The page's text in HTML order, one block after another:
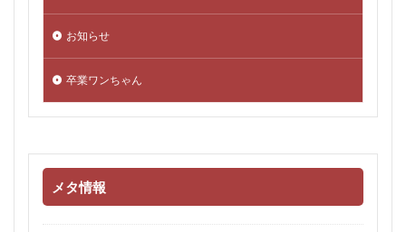
お知らせ
卒業ワンちゃん
メタ情報